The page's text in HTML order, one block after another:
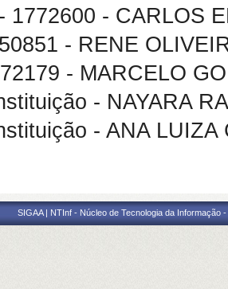
1772600 - CARLOS
- RENE
- MARCELO
- NAYARA
- ANA LUIZA
SIGAA | NTInf - Núcleo de Tecnologia da